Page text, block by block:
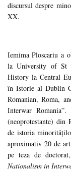
discursul despre
XX.
Iemima Ploscariu a
la University of St
History la Central
în Istorie al Dublin
Romanian, Roma,
Interwar
(neoprotestante) din
de istoria
aproximativ 20 de
pe teza de
Nationalism in